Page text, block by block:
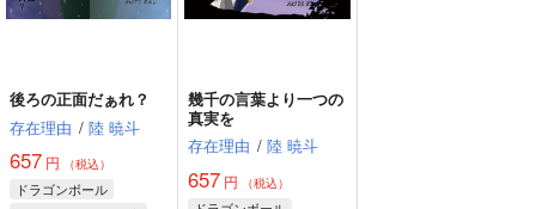
後ろの正面だぁれ？
存在理由 / 陸 暁斗
657 円 （税込）
ドラゴンボール
幾千の言葉より一つの
真実を
存在理由 / 陸 暁斗
657 円 （税込）